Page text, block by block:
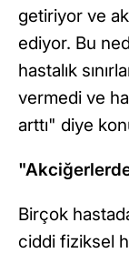
getiriyor ve
ediyor. Bu
hastalık
vermedi ve
arttı" diye
Birçok
ciddi fiziksel